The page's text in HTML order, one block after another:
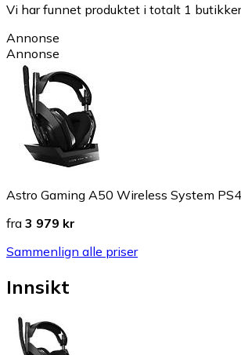
Vi har funnet produktet i totalt 1
Annonse
Annonse
Astro Gaming A50 Wireless System
fra 3 979 kr
Sammenlign alle priser
Innsikt